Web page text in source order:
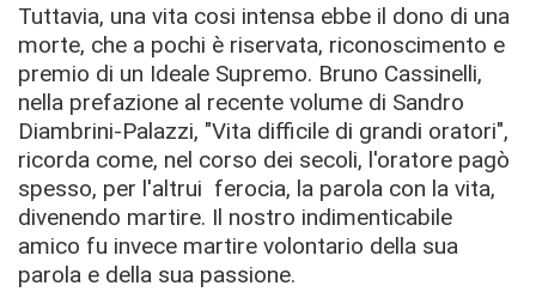
Tuttavia, una vita cosi intensa ebbe il dono di una
morte, che a pochi è riservata, riconoscimento e
premio di un Ideale Supremo. Bruno Cassinelli,
nella prefazione al recente volume di Sandro
Diambrini-Palazzi, "Vita difficile di grandi oratori",
ricorda come, nel corso dei secoli, l'oratore pagò
spesso, per l'altrui ferocia, la parola con la vita,
divenendo martire. Il nostro indimenticabile
amico fu invece martire volontario della sua
parola e della sua passione.